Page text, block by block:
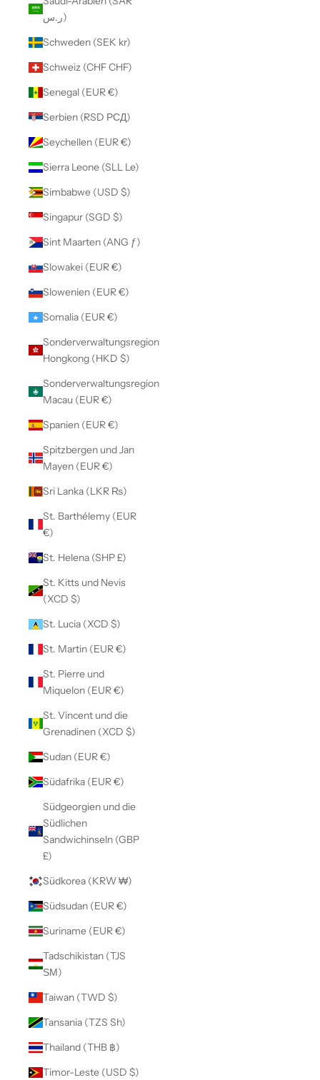
ر.س)
Schweden (SEK kr)
Schweiz (CHF CHF)
Senegal (EUR €)
Serbien (RSD РСД)
Seychellen (EUR €)
Sierra Leone (SLL Le)
Simbabwe (USD $)
Singapur (SGD $)
Sint Maarten (ANG ƒ)
Slowakei (EUR €)
Slowenien (EUR €)
Somalia (EUR €)
Sonderverwaltungsregion
Hongkong (HKD $)
Sonderverwaltungsregion
Macau (EUR €)
Spanien (EUR €)
Spitzbergen und Jan
Mayen (EUR €)
Sri Lanka (LKR ₨)
St. Barthélemy (EUR
€)
St. Helena (SHP £)
St. Kitts und Nevis
(XCD $)
St. Lucia (XCD $)
St. Martin (EUR €)
St. Pierre und
Miquelon (EUR €)
St. Vincent und die
Grenadinen (XCD $)
Sudan (EUR €)
Südafrika (EUR €)
Südgeorgien und die
Südlichen
Sandwichinseln (GBP
£)
Südkorea (KRW ₩)
Südsudan (EUR €)
Suriname (EUR €)
Tadschikistan (TJS
ЅМ)
Taiwan (TWD $)
Tansania (TZS Sh)
Thailand (THB ฿)
Timor-Leste (USD $)